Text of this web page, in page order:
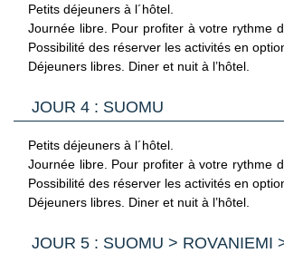
piscine et du traditionnel sauna finlandais
long du séjour, des pistes de ski voisines,
Diner et nuit à l’hôtel
Petits déjeuners à l´hôtel.
Journée libre. Pour profiter à votre rythme
Possibilité des réserver les activités en
Déjeuners libres. Diner et nuit à l’hôtel.
JOUR 4 : SUOMU
Petits déjeuners à l´hôtel.
Journée libre. Pour profiter à votre rythme
Possibilité des réserver les activités en
Déjeuners libres. Diner et nuit à l’hôtel.
JOUR 5 : SUOMU > ROVANIEMI